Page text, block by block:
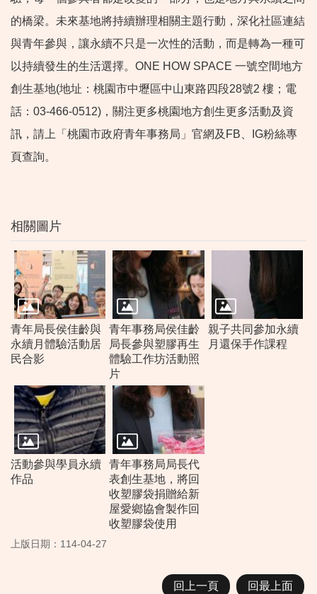
的橋梁。未來基地將持續辦理相關主題行動，深化社區連結
與青年參與，讓永續不只是一次性的活動，而是轉為一種可
以持續發生的生活選擇。ONE HOW SPACE 一號空間地方
創生基地(地址：桃園市中壢區中山東路四段28號2 樓；電
話：03-466-0512)，關注更多桃園地方創生更多活動及資
訊，請上「桃園市政府青年事務局」官網及FB、IG粉絲專
頁查詢。
相關圖片
青年局長侯佳齡與
永續月體驗活動居
民合影
青年事務局侯佳齡
局長參與塑膠再生
體驗工作坊活動照
片
親子共同參加永續
月還保手作課程
活動參與學員永續
作品
青年事務局局長代
表創生基地，將回
收塑膠袋捐贈給新
屋愛鄉協會製作回
收塑膠袋使用
上版日期：114-04-27
回上一頁 回最上面